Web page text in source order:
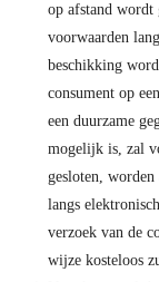
op afstand wordt
voorwaarden
beschikking
consument op
een duurzame
mogelijk is, zal
gesloten, worden
langs
verzoek van de
wijze kosteloos